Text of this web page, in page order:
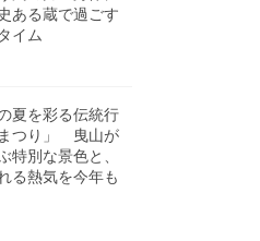
ある蔵で過ごす
イム
夏を彩る伝統行
つり」 曳山が
特別な景色と、
る熱気を今年も